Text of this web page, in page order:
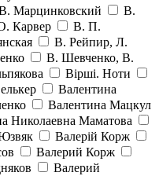
Марцинковский
В.
Карвер
В. П.
В. Рейпир, Л.
В. Шевченко, В.
Вiршi. Ноти
Валентина
Валентина Мацкул
Николаевна Маматова
Валерій Корж
Валерий Корж
Валерий